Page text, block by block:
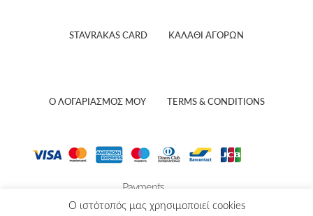
STAVRAKAS CARD ΚΑΛΑΘΙ ΑΓΟΡΏΝ
Ο ΛΟΓΑΡΙΑΣΜΟΣ ΜΟΥ TERMS & CONDITIONS
Payments
O ιστότοπός μας χρησιμοποιεί cookies